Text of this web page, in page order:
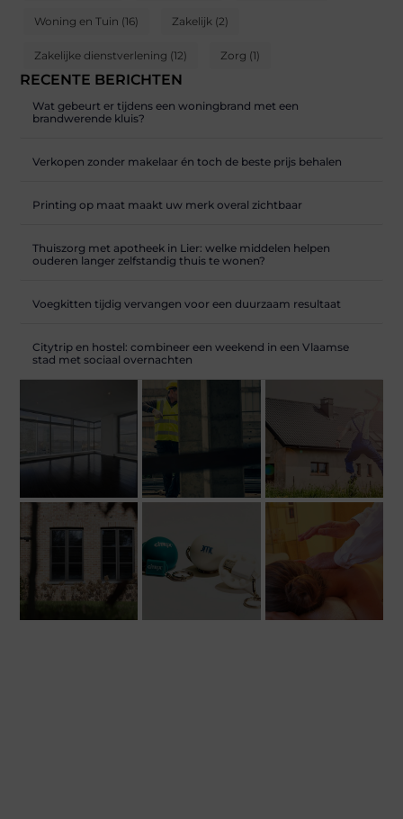
Woning en Tuin (16) Zakelijk (2)
Zakelijke dienstverlening (12) Zorg (1)
RECENTE BERICHTEN
Wat gebeurt er tijdens een woningbrand met een
brandwerende kluis?
Verkopen zonder makelaar én toch de beste prijs behalen
Printing op maat maakt uw merk overal zichtbaar
Thuiszorg met apotheek in Lier: welke middelen helpen
ouderen langer zelfstandig thuis te wonen?
Voegkitten tijdig vervangen voor een duurzaam resultaat
Citytrip en hostel: combineer een weekend in een Vlaamse
stad met sociaal overnachten